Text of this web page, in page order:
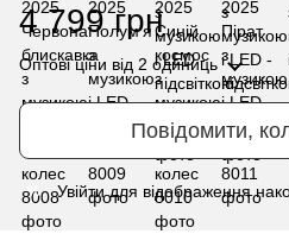
4 799 грн
Оптові ціни від 2 одиниць
Повідомити,
% Увійтидля відображення